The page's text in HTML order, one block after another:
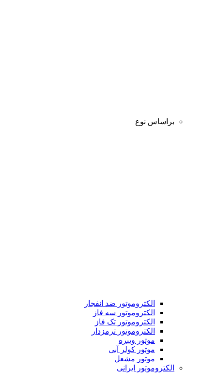
براساس نوع
الکتروموتور ضد انفجار
الکتروموتور سه فاز
الکتروموتور تک فاز
الکتروموتور ترمزدار
موتور ویبره
موتور کولر آبی
موتور مشعل
الکتروموتور ایرانی